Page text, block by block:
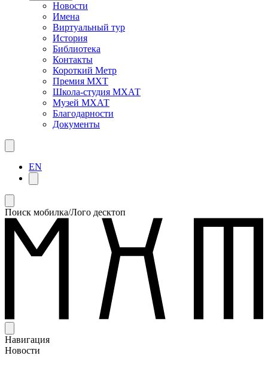
Новости
Имена
Виртуальный тур
История
Библиотека
Контакты
Короткий Метр
Премия МХТ
Школа-студия МХАТ
Музей МХАТ
Благодарности
Документы
EN
Поиск мобилка/Лого десктоп
Навигация
Новости